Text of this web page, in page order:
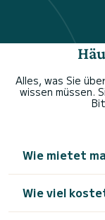
Alles, was Sie
wissen müssen.
Wie mietet
Wie viel